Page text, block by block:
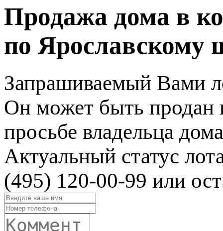
Продажа дома в
по Ярославскому
Запрашиваемый Вами
Он может быть продан
просьбе владельца
Актуальный статус
(495) 120-00-99 или